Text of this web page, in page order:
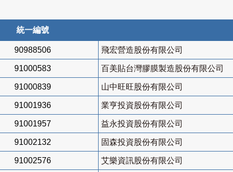
統一編號
90988506 飛宏營造股份有限公司
91000583 百美貼台灣膠膜製造股份有限公司
91000839 山中旺旺股份有限公司
91001936 業亨投資股份有限公司
91001957 益永投資股份有限公司
91002132 固森投資股份有限公司
91002576 艾樂資訊股份有限公司